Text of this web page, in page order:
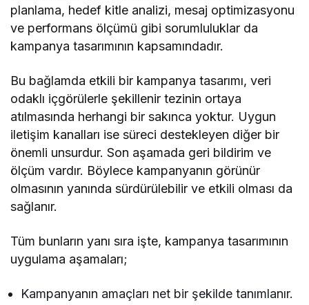
planlama, hedef kitle analizi, mesaj optimizasyonu
ve performans ölçümü gibi sorumluluklar da
kampanya tasarımının kapsamındadır.
Bu bağlamda etkili bir kampanya tasarımı, veri
odaklı içgörülerle şekillenir tezinin ortaya
atılmasında herhangi bir sakınca yoktur. Uygun
iletişim kanalları ise süreci destekleyen diğer bir
önemli unsurdur. Son aşamada geri bildirim ve
ölçüm vardır. Böylece kampanyanın görünür
olmasının yanında sürdürülebilir ve etkili olması da
sağlanır.
Tüm bunların yanı sıra işte, kampanya tasarımının
uygulama aşamaları;
Kampanyanın amaçları net bir şekilde tanımlanır.